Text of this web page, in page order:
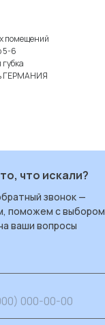
помещений
5-6
ГЕРМАНИЯ
что искали?
звонок —
поможем с выбором
ваши вопросы